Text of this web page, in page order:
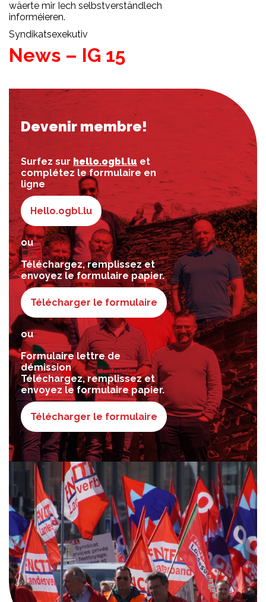
wäerte mir Iech selbstverständlech
informéieren.
Syndikatsexekutiv
News – IG 15
Devenir membre!
Surfez sur hello.ogbl.lu et
complétez le formulaire en
ligne
Hello.ogbl.lu
ou
Téléchargez, remplissez et
envoyez le formulaire papier.
Télécharger le formulaire
ou
Formulaire lettre de
démission
Téléchargez, remplissez et
envoyez le formulaire papier.
Télécharger le formulaire